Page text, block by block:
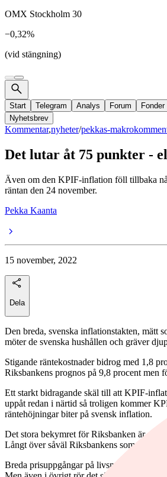
OMX Stockholm 30
−0,32%
(vid stängning)
Start Telegram Analys Forum Fonder
Nyhetsbrev
Kommentar,nyheter/pekkas-
Det lutar åt 75 punkter -
Även om den KPIF-inflation föll tillbaka
räntan den 24 november.
Pekka Kaanta
15 november, 2022
Dela
Den breda, svenska inflationstakten, mätt
möter de svenska hushållen och gräver
Stigande räntekostnader bidrog med 1,8
Riksbankens prognos på 9,8 procent men
Ett starkt bidragande skäl till att KPIF-
uppåt redan i närtid så troligen kommer
räntehöjningar biter på svensk inflation.
Det stora bekymret för Riksbanken är att
Långt över såväl Riksbankens som
Breda prisuppgångar på livsmedel,